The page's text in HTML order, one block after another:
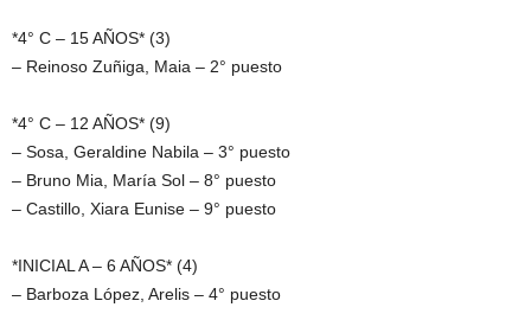
*4° C – 15 AÑOS* (3)
– Reinoso Zuñiga, Maia – 2° puesto
*4° C – 12 AÑOS* (9)
– Sosa, Geraldine Nabila – 3° puesto
– Bruno Mia, María Sol – 8° puesto
– Castillo, Xiara Eunise – 9° puesto
*INICIAL A – 6 AÑOS* (4)
– Barboza López, Arelis – 4° puesto